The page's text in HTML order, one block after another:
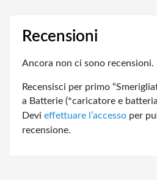
Recensioni
Ancora non ci sono recensioni.
Recensisci per primo
a Batterie (*caricatore e
Devi effettuare l’accesso per
recensione.